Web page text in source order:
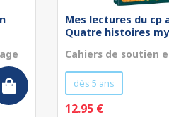
Mes lectures du cp
Quatre histoires
Cahiers de soutien
dès 5 ans
12.95 €